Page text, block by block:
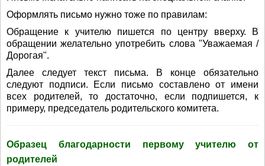
Оформлять письмо нужно тоже по правилам:
Обращение к учителю пишется по центру вверху. В
обращении желательно употребить слова "Уважаемая /
Дорогая".
Далее следует текст письма. В конце обязательно
следуют подписи. Если письмо составлено от имени
всех родителей, то достаточно, если подпишется, к
примеру, председатель родительского комитета.
Образец благодарности первому учителю от
родителей